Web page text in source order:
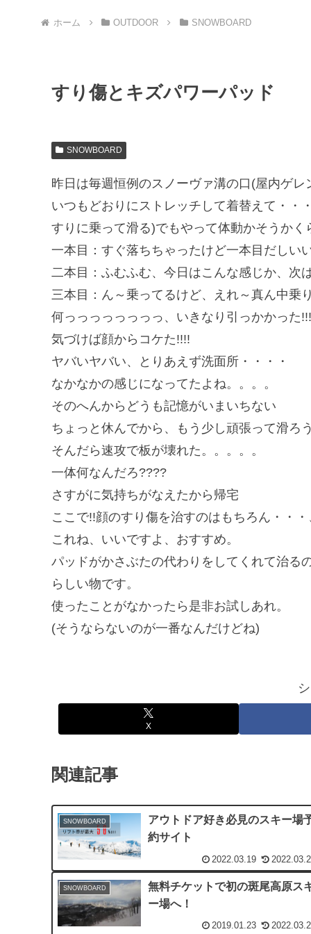
ホーム OUTDOOR SNOWBOARD
すり傷とキズパワーパッド
SNOWBOARD
昨日は毎週恒例のスノーヴァ溝の口(屋内ゲレ
いつもどおりにストレッチして着替えて・・
すりに乗って滑る)でもやって体動かそうか
一本目：すぐ落ちちゃったけど一本目だしい
二本目：ふむふむ、今日はこんな感じか、次
三本目：ん～乗ってるけど、えれ～真ん中乗
何っっっっっっっっ、いきなり引っかかった
気づけば顔からコケた!!!!
ヤバいヤバい、とりあえず洗面所・・・・
なかなかの感じになってたよね。。。。
そのへんからどうも記憶がいまいちない
ちょっと休んでから、もう少し頑張って滑ろ
そんだら速攻で板が壊れた。。。。。
一体何なんだろ????
さすがに気持ちがなえたから帰宅
ここで!!顔のすり傷を治すのはもちろん・・
これね、いいですよ、おすすめ。
パッドがかさぶたの代わりをしてくれて治る
らしい物です。
使ったことがなかったら是非お試しあれ。
(そうならないのが一番なんだけどね)
X
関連記事
SNOWBOARD
アウトドア好き必見のスキー場
約サイト
2022.03.19
SNOWBOARD
無料チケットで初の斑尾高原ス
ー場へ！
2019.01.23